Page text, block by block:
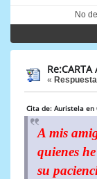
No
Re:CARTA
«
Cita de: Auristela en
A mis
quienes
su